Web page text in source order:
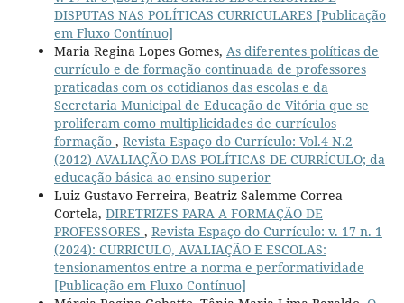
DISPUTAS NAS POLÍTICAS CURRICULARES [Publicação
em Fluxo Contínuo]
Maria Regina Lopes Gomes, As diferentes políticas de
currículo e de formação continuada de professores
praticadas com os cotidianos das escolas e da
Secretaria Municipal de Educação de Vitória que se
proliferam como multiplicidades de currículos
formação , Revista Espaço do Currículo: Vol.4 N.2
(2012) AVALIAÇÃO DAS POLÍTICAS DE CURRÍCULO; da
educação básica ao ensino superior
Luiz Gustavo Ferreira, Beatriz Salemme Correa
Cortela, DIRETRIZES PARA A FORMAÇÃO DE
PROFESSORES , Revista Espaço do Currículo: v. 17 n. 1
(2024): CURRICULO, AVALIAÇÃO E ESCOLAS:
tensionamentos entre a norma e performatividade
[Publicação em Fluxo Contínuo]